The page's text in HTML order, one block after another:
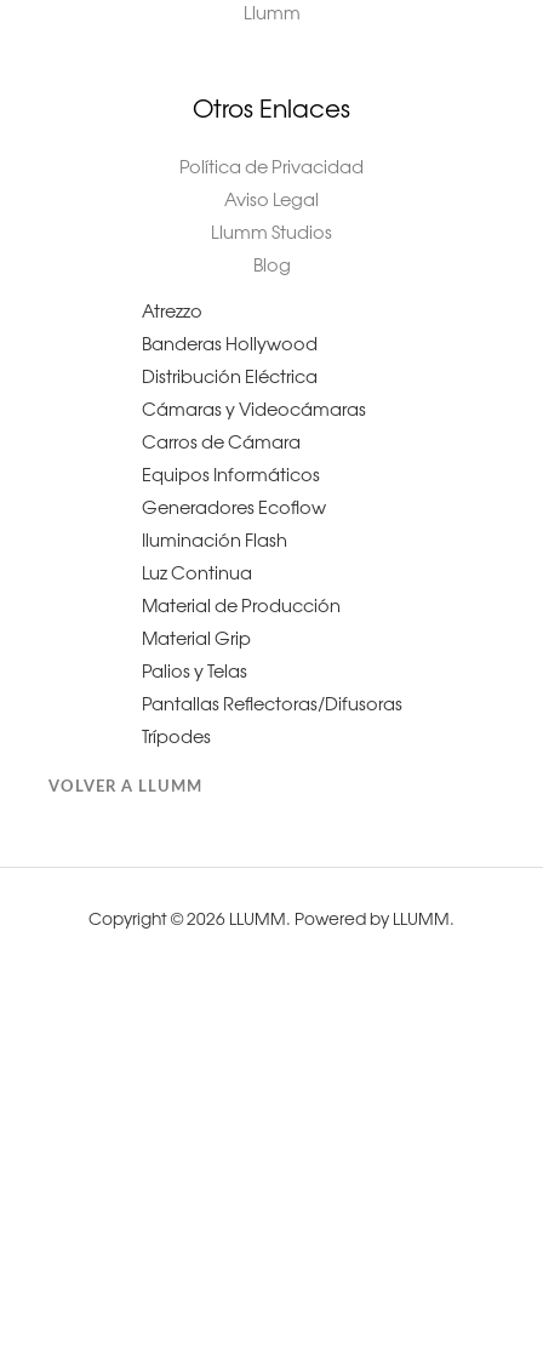
Llumm
Otros Enlaces
Política de Privacidad
Aviso Legal
Llumm Studios
Blog
Atrezzo
Banderas Hollywood
Distribución Eléctrica
Cámaras y Videocámaras
Carros de Cámara
Equipos Informáticos
Generadores Ecoflow
Iluminación Flash
Luz Continua
Material de Producción
Material Grip
Palios y Telas
Pantallas Reflectoras/Difusoras
Trípodes
VOLVER A LLUMM
Copyright © 2026 LLUMM. Powered by LLUMM.